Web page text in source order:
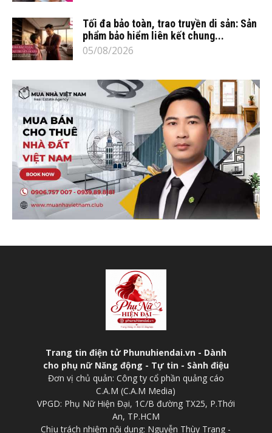
Tối đa bảo toàn, trao truyền di sản: Sản
phẩm bảo hiểm liên kết chung...
05/08/2026
Trang tin điện tử Phunuhiendai.vn - Dành
cho phụ nữ Năng động - Tự tin - Sành điệu
Đơn vị chủ quản: Công ty cổ phần quảng cáo
C.A.M (C.A.M Media)
VPGD: Phụ Nữ Hiện Đại, 1C/B đường TX25, P.Thới
An, TP.HCM
Chịu trách nhiệm nội dung: Nguyễn Thùy Trang -